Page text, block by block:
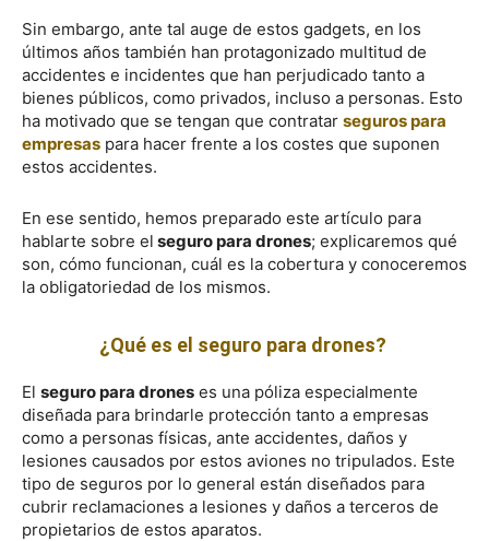
Sin embargo, ante tal auge de estos gadgets, en los
últimos años también han protagonizado multitud de
accidentes e incidentes que han perjudicado tanto a
bienes públicos, como privados, incluso a personas. Esto
ha motivado que se tengan que contratar seguros para
empresas para hacer frente a los costes que suponen
estos accidentes.
En ese sentido, hemos preparado este artículo para
hablarte sobre el seguro para drones; explicaremos qué
son, cómo funcionan, cuál es la cobertura y conoceremos
la obligatoriedad de los mismos.
¿Qué es el seguro para drones?
El seguro para drones es una póliza especialmente
diseñada para brindarle protección tanto a empresas
como a personas físicas, ante accidentes, daños y
lesiones causados por estos aviones no tripulados. Este
tipo de seguros por lo general están diseñados para
cubrir reclamaciones a lesiones y daños a terceros de
propietarios de estos aparatos.